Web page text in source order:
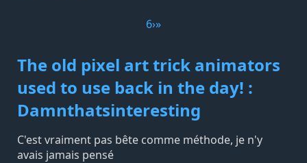
6›»
The old pixel art trick animators
used to use back in the day! :
Damnthatsinteresting
C'est vraiment pas bête comme méthode, je n'y
avais jamais pensé